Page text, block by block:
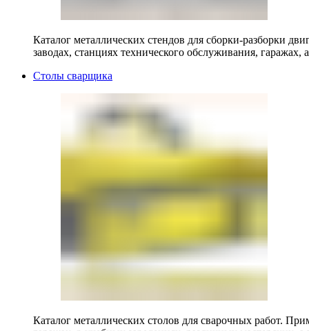
Каталог металлических стендов для сборки-разборки
заводах, станциях технического обслуживания, гаражах,
Столы сварщика
Каталог металлических столов для сварочных работ.